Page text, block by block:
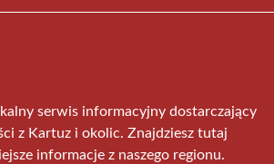
serwis informacyjny dostarczający
z Kartuz i okolic. Znajdziesz tutaj
informacje z naszego regionu.